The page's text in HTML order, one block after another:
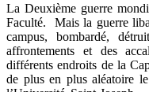
La Deuxième guerre
Faculté. Mais la guerre
campus, bombardé,
affrontements et des
différents endroits de la
de plus en plus aléatoire